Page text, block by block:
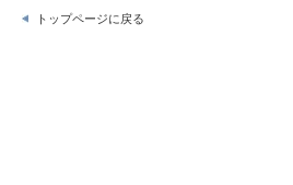
トップページに戻る